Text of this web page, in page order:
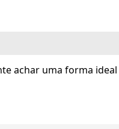
achar uma forma